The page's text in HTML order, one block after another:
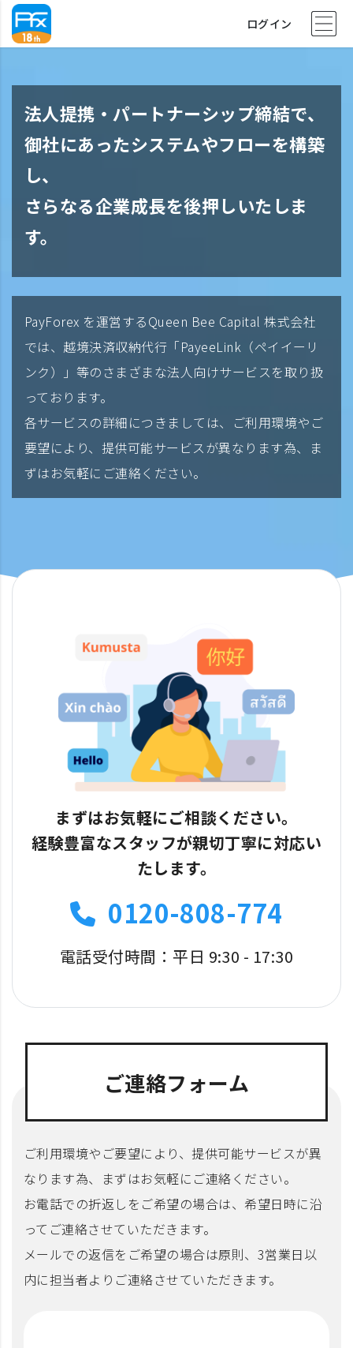
ログイン
法人提携・パートナーシップ締結で、
御社にあったシステムやフローを構築
し、
さらなる企業成長を後押しいたしま
す。
PayForex を運営するQueen Bee Capital 株式会社
では、越境決済収納代行「PayeeLink（ペイイーリ
ンク）」等のさまざまな法人向けサービスを取り扱
っております。
各サービスの詳細につきましては、ご利用環境やご
要望により、提供可能サービスが異なります為、ま
ずはお気軽にご連絡ください。
まずはお気軽にご相談ください。
経験豊富なスタッフが親切丁寧に対応い
たします。
0120-808-774
電話受付時間：平日 9:30 - 17:30
ご連絡フォーム
ご利用環境やご要望により、提供可能サービスが異
なります為、まずはお気軽にご連絡ください。
お電話での折返しをご希望の場合は、希望日時に沿
ってご連絡させていただきます。
メールでの返信をご希望の場合は原則、3営業日以
内に担当者よりご連絡させていただきます。